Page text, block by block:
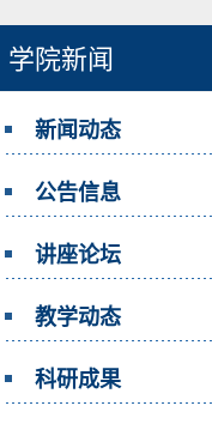
学院新闻
新闻动态
公告信息
讲座论坛
教学动态
科研成果